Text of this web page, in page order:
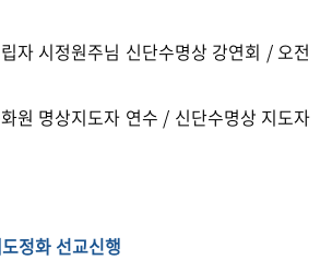
자 시정원주님 신단수명상 강연회 / 오전
원 명상지도자 연수 / 신단수명상 지도자
정화 선교신행